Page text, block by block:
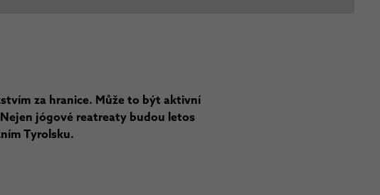
za hranice. Může to být aktivní
jógové reatreaty budou letos
Tyrolsku.